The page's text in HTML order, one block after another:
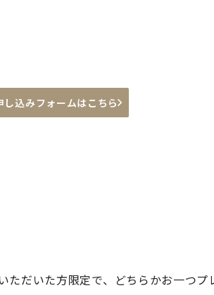
し込みフォームはこちら
だいた方限定で、どちらかお一つプ